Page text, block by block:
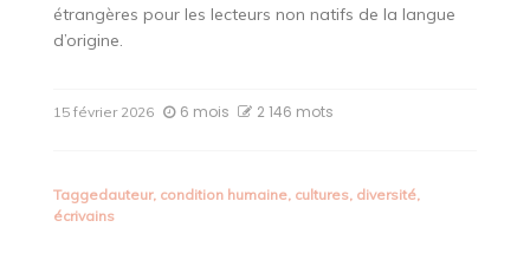
étrangères pour les lecteurs non natifs de la langue
d’origine.
15 février 2026 6 mois 2 146 mots
Taggedauteur, condition humaine, cultures, diversité,
écrivains